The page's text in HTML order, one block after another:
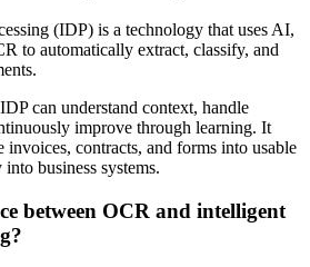
(IDP) is a technology that uses AI,
to automatically extract, classify, and
can understand context, handle
improve through learning. It
invoices, contracts, and forms into usable
business systems.
between OCR and intelligent